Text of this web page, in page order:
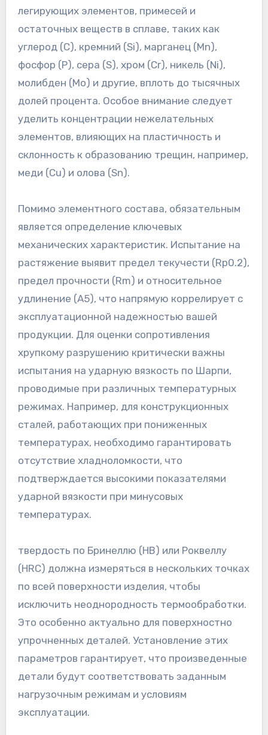
легирующих элементов, примесей и
остаточных веществ в сплаве, таких как
углерод (C), кремний (Si), марганец (Mn),
фосфор (P), сера (S), хром (Cr), никель (Ni),
молибден (Mo) и другие, вплоть до тысячных
долей процента. Особое внимание следует
уделить концентрации нежелательных
элементов, влияющих на пластичность и
склонность к образованию трещин, например,
меди (Cu) и олова (Sn).
Помимо элементного состава, обязательным
является определение ключевых
механических характеристик. Испытание на
растяжение выявит предел текучести (Rp0.2),
предел прочности (Rm) и относительное
удлинение (A5), что напрямую коррелирует с
эксплуатационной надежностью вашей
продукции. Для оценки сопротивления
хрупкому разрушению критически важны
испытания на ударную вязкость по Шарпи,
проводимые при различных температурных
режимах. Например, для конструкционных
сталей, работающих при пониженных
температурах, необходимо гарантировать
отсутствие хладноломкости, что
подтверждается высокими показателями
ударной вязкости при минусовых
температурах.
твердость по Бринеллю (HB) или Роквеллу
(HRC) должна измеряться в нескольких точках
по всей поверхности изделия, чтобы
исключить неоднородность термообработки.
Это особенно актуально для поверхностно
упрочненных деталей. Установление этих
параметров гарантирует, что произведенные
детали будут соответствовать заданным
нагрузочным режимам и условиям
эксплуатации.